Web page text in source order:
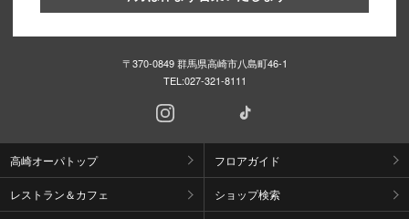
〒370-0849 群馬県高崎市八島町46-1
TEL:027-321-8111
高崎オーパトップ フロアガイド
レストラン＆カフェ ショップ検索